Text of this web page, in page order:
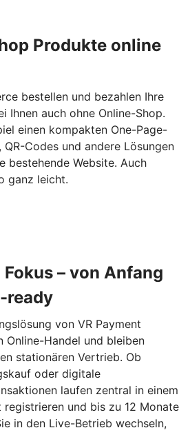
Produkte online
bestellen und bezahlen Ihre
Ihnen auch ohne Online-Shop.
einen kompakten One-Page-
QR-Codes und andere Lösungen
bestehende Website. Auch
ganz leicht.
– von Anfang
ready
von VR Payment
Online-Handel und bleiben
stationären Vertrieb. Ob
oder digitale
laufen zentral in einem
und bis zu 12 Monate
in den Live-Betrieb wechseln,